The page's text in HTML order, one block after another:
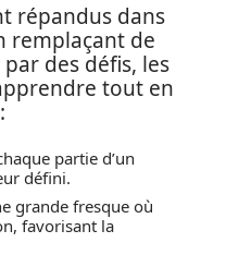
répandus dans
remplaçant de
des défis, les
tout en
partie d’un
défini.
grande fresque où
favorisant la